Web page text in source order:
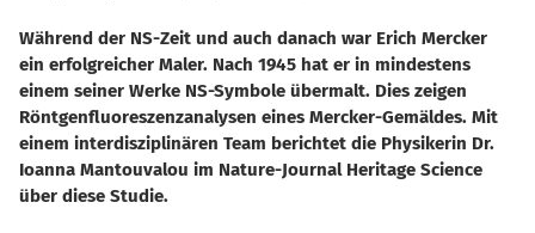
Während der NS-Zeit und auch danach war Erich Mercker
ein erfolgreicher Maler. Nach 1945 hat er in mindestens
einem seiner Werke NS-Symbole übermalt. Dies zeigen
Röntgenfluoreszenzanalysen eines Mercker-Gemäldes. Mit
einem interdisziplinären Team berichtet die Physikerin Dr.
Ioanna Mantouvalou im Nature-Journal Heritage Science
über diese Studie.